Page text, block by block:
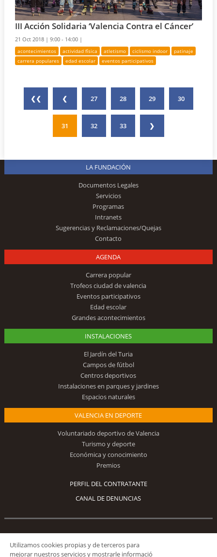
III Acción Solidaria ‘Valencia Contra el Cáncer’
21 Oct 2018 |9:00 - 14:00 |
acontecimientos actividad física atletismo ciclismo indoor
patinaje
carrera populares
edad escolar eventos participativos
❮❮ ❮ 27 28 29 30
31 32 33 ❯
LA FUNDACIÓN
Documentos Legales
Servicios
Programas
Intranets
Sugerencias y Reclamaciones/Quejas
Contacto
AGENDA
Carrera popular
Trofeos ciudad de valencia
Eventos participativos
Edad escolar
Grandes acontecimientos
INSTALACIONES
El Jardín del Turia
Campos de fútbol
Centros deportivos
Instalaciones en parques y jardines
Espacios naturales
VALENCIA EN DEPORTE
Voluntariado deportivo de Valencia
Turismo y deporte
Económica y conocimiento
Premios
PERFIL DEL CONTRATANTE
CANAL DE DENUNCIAS
Síguenos
Utilizamos cookies propias y de terceros para
mejorar nuestros servicios y mostrarle informació